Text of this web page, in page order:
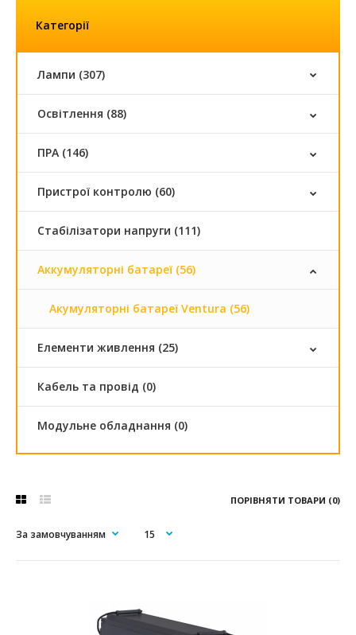
Категорії
Лампи (307)
Освітлення (88)
ПРА (146)
Пристрої контролю (60)
Стабілізатори напруги (111)
Аккумуляторні батареї (56)
Акумуляторні батареї Ventura (56)
Елементи живлення (25)
Кабель та провід (0)
Модульне обладнання (0)
ПОРІВНЯТИ ТОВАРИ (0)